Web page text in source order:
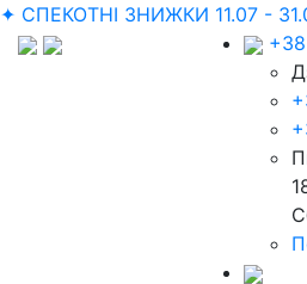
✦ СПЕКОТНІ ЗНИЖКИ 11.07 -